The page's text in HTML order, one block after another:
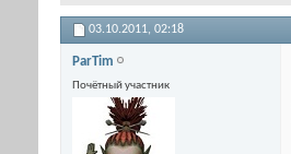
03.10.2011, 02:18
ParTim
Почётный участник